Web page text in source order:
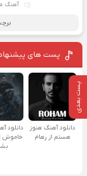
پست بعدی
آهنگ
پست های
دانلود آهنگ هنوز
هستم از رهام
دانلود
خاموش